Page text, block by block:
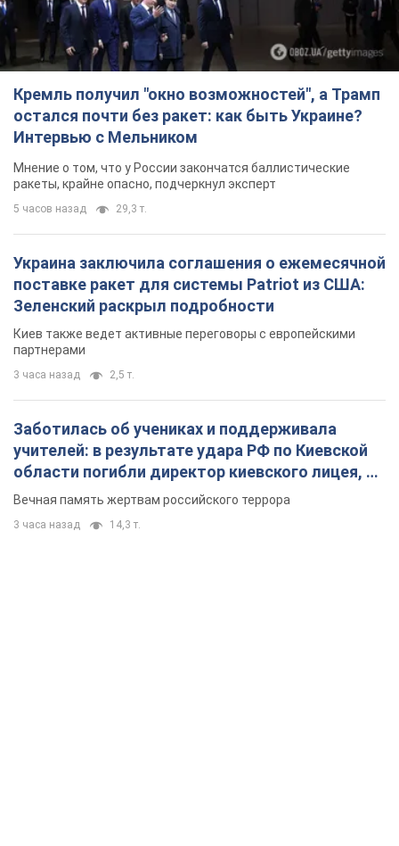
Кремль получил "окно возможностей", а Трамп
остался почти без ракет: как быть Украине?
Интервью с Мельником
Мнение о том, что у России закончатся баллистические
ракеты, крайне опасно, подчеркнул эксперт
5 часов назад 29,3 т.
Украина заключила соглашения о ежемесячной
поставке ракет для системы Patriot из США:
Зеленский раскрыл подробности
Киев также ведет активные переговоры с европейскими
партнерами
3 часа назад 2,5 т.
Заботилась об учениках и поддерживала
учителей: в результате удара РФ по Киевской
области погибли директор киевского лицея, её
муж и внук
Вечная память жертвам российского террора
3 часа назад 14,3 т.